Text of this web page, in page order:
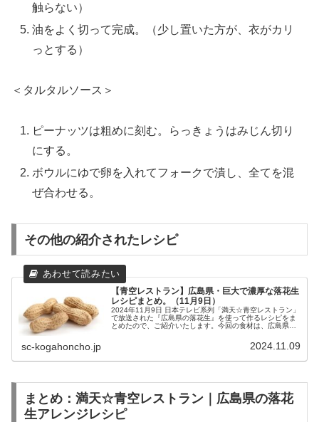
触らない）
油をよく切って完成。（少し置いた方が、衣がカリ
っとする）
＜タルタルソース＞
ピーナッツは粗めに刻む。らっきょうはみじん切り
にする。
ボウルにゆで卵を入れてフォークで潰し、全てを混
ぜ合わせる。
その他の紹介されたレシピ
【青空レストラン】広島県・巨大で濃厚な落花生
レシピまとめ。（11月9日）
2024年11月9日 日本テレビ系列「満天☆青空レストラン」
で放送された『広島県の落花生』を使って作るレシピをま
とめたので、ご紹介いたします。今回の食材は、広島県東
sc-kogahoncho.jp 2024.11.09
まとめ：満天☆青空レストラン｜広島県の落花
生アレンジレシピ